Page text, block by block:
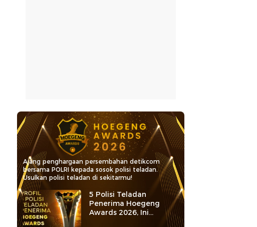
Ajang penghargaan persembahan detikcom
bersama POLRI kepada sosok polisi teladan.
Usulkan polisi teladan di sekitarmu!
5 Polisi Teladan
Penerima Hoegeng
Awards 2026, Ini
Kategori dan Kiprahnya